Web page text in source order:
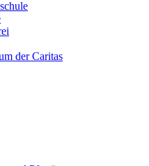
der Caritas